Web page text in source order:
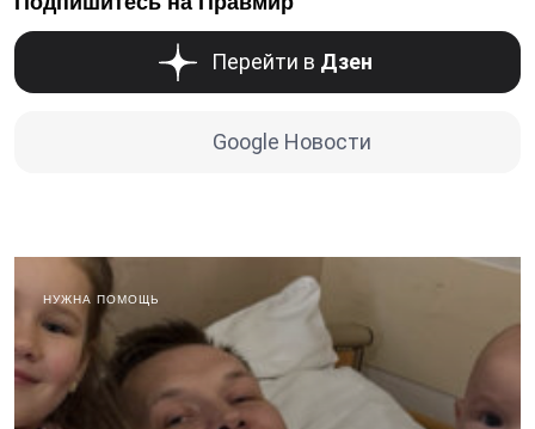
Перейти в Дзен
Google Новости
НУЖНА ПОМОЩЬ